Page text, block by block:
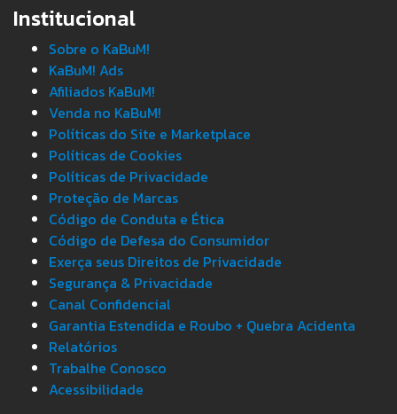
Institucional
Sobre o KaBuM!
KaBuM! Ads
Afiliados KaBuM!
Venda no KaBuM!
Políticas do Site e Marketplace
Políticas de Cookies
Políticas de Privacidade
Proteção de Marcas
Código de Conduta e Ética
Código de Defesa do Consumidor
Exerça seus Direitos de Privacidade
Segurança & Privacidade
Canal Confidencial
Garantia Estendida e Roubo + Quebra Acidenta
Relatórios
Trabalhe Conosco
Acessibilidade